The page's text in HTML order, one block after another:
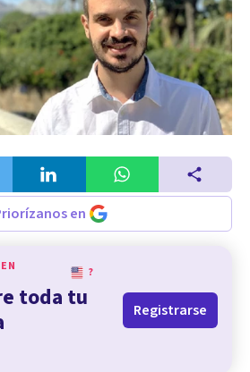
en
?
toda tu
Registrarse